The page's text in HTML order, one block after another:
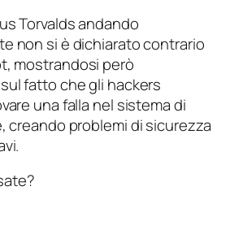
Torvalds andando
non si è dichiarato contrario
, mostrandosi però
fatto che gli hackers
una falla nel sistema di
creando problemi di sicurezza